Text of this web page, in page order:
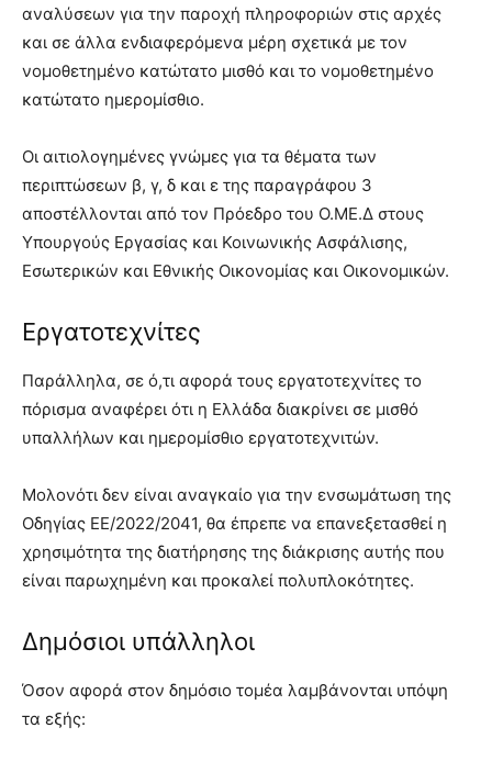
αναλύσεων για την παροχή πληροφοριών στις αρχές
και σε άλλα ενδιαφερόμενα μέρη σχετικά με τον
νομοθετημένο κατώτατο μισθό και το νομοθετημένο
κατώτατο ημερομίσθιο.
Οι αιτιολογημένες γνώμες για τα θέματα των
περιπτώσεων β, γ, δ και ε της παραγράφου 3
αποστέλλονται από τον Πρόεδρο του Ο.ΜΕ.Δ στους
Υπουργούς Εργασίας και Κοινωνικής Ασφάλισης,
Εσωτερικών και Εθνικής Οικονομίας και Οικονομικών.
Εργατοτεχνίτες
Παράλληλα, σε ό,τι αφορά τους εργατοτεχνίτες το
πόρισμα αναφέρει ότι η Ελλάδα διακρίνει σε μισθό
υπαλλήλων και ημερομίσθιο εργατοτεχνιτών.
Μολονότι δεν είναι αναγκαίο για την ενσωμάτωση της
Οδηγίας ΕΕ/2022/2041, θα έπρεπε να επανεξετασθεί η
χρησιμότητα της διατήρησης της διάκρισης αυτής που
είναι παρωχημένη και προκαλεί πολυπλοκότητες.
Δημόσιοι υπάλληλοι
Όσον αφορά στον δημόσιο τομέα λαμβάνονται υπόψη
τα εξής: